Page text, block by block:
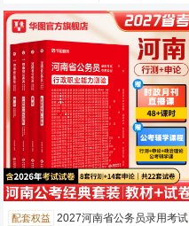
配套权益
2027河南省公务员录用考试